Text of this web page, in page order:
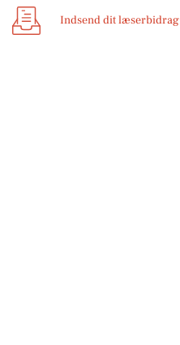
Indsend dit læserbidrag